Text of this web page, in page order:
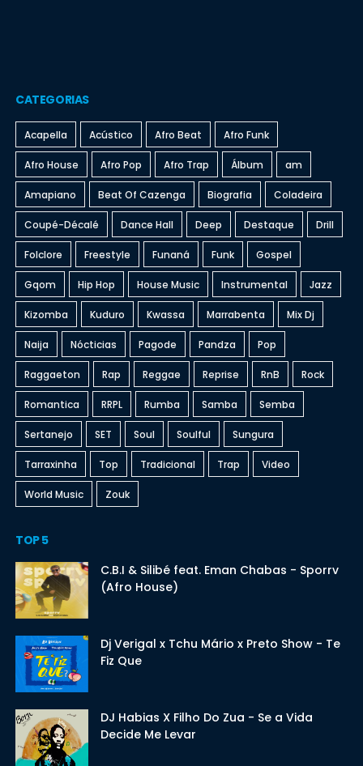
CATEGORIAS
Acapella Acústico Afro Beat Afro Funk
Afro House Afro Pop Afro Trap Álbum am
Amapiano Beat Of Cazenga Biografia Coladeira
Coupé-Décalé Dance Hall Deep Destaque Drill
Folclore Freestyle Funaná Funk Gospel
Gqom Hip Hop House Music Instrumental Jazz
Kizomba Kuduro Kwassa Marrabenta Mix Dj
Naija Nócticias Pagode Pandza Pop
Raggaeton Rap Reggae Reprise RnB Rock
Romantica RRPL Rumba Samba Semba
Sertanejo SET Soul Soulful Sungura
Tarraxinha Top Tradicional Trap Video
World Music Zouk
TOP 5
C.B.I & Silibé feat. Eman Chabas - Sporrv
(Afro House)
Dj Verigal x Tchu Mário x Preto Show - Te
Fiz Que
DJ Habias X Filho Do Zua - Se a Vida
Decide Me Levar